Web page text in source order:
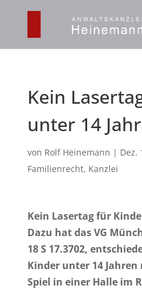
Kein
unter 14
von Rolf Heinemann | Dez.
Familienrecht, Kanzlei
Kein Lasertag für
Dazu hat das VG
18 S 17.3702,
Kinder unter 14
Spiel in einer Halle im